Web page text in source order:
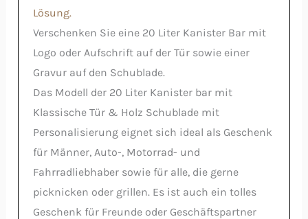
Lösung.
Verschenken Sie eine 20 Liter Kanister Bar mit
Logo oder Aufschrift auf der Tür sowie einer
Gravur auf den Schublade.
Das Modell der 20 Liter Kanister bar mit
Klassische Tür & Holz Schublade mit
Personalisierung eignet sich ideal als Geschenk
für Männer, Auto-, Motorrad- und
Fahrradliebhaber sowie für alle, die gerne
picknicken oder grillen. Es ist auch ein tolles
Geschenk für Freunde oder Geschäftspartner